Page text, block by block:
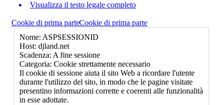
Visualizza il testo legale completo
Cookie di prima parteCookie di prima parte
Nome: ASPSESSIONID
Host: djland.net
Scadenza: A fine sessione
Categoria: Cookie strettamente necessario
Il cookie di sessione aiuta il sito Web a ricordare l'utente
durante l'utilizzo del sito, in modo che le pagine visitate
presentino informazioni corrette e coerenti alle funzionalità
in esse adottate.